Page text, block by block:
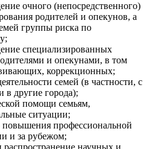
очного (непосредственного)
родителей и опекунов, а
группы риска по
специализированных
и опекунами, в том
коррекционных;
семей (в частности, с
в другие города);
помощи семьям,
ситуации;
повышения профессиональной
и за рубежом;